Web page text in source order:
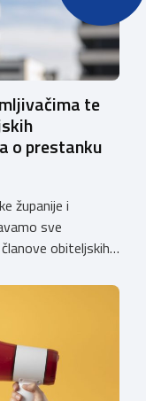
te
o prestanku
županije i
sve
obiteljskih
o
novi
dok već izdana